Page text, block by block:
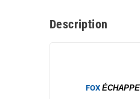
Description
FOX